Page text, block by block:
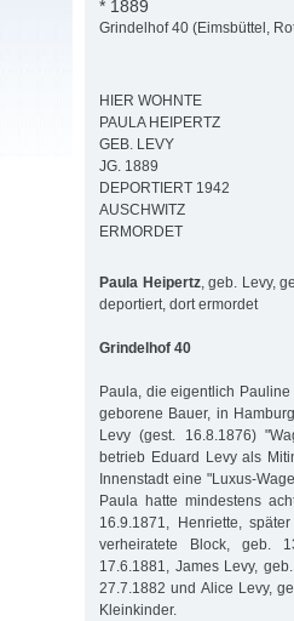
* 1889
Grindelhof 40 (Eimsbüttel,
HIER WOHNTE
PAULA HEIPERTZ
GEB. LEVY
JG. 1889
DEPORTIERT 1942
AUSCHWITZ
ERMORDET
Paula Heipertz, geb. Levy,
deportiert, dort ermordet
Grindelhof 40
Paula, die eigentlich
geborene Bauer, in
Levy (gest. 16.8.1876)
betrieb Eduard Levy als
Innenstadt eine "Luxus-
Paula hatte mindestens
16.9.1871, Henriette,
verheiratete Block, geb.
17.6.1881, James Levy,
27.7.1882 und Alice Levy,
Kleinkinder.